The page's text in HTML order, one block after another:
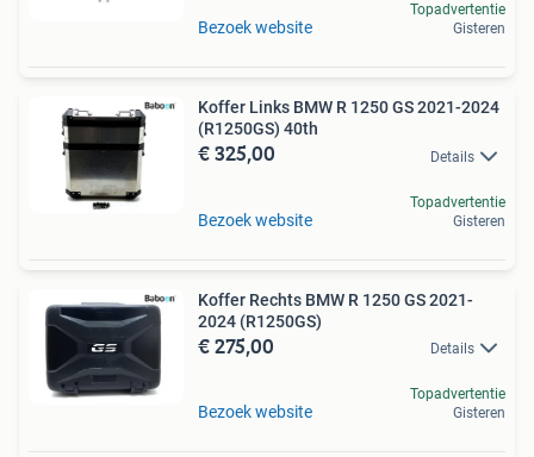
Bezoek website
Topadvertentie
Gisteren
Koffer Links BMW R 1250 GS 2021-2024
(R1250GS) 40th
€ 325,00 Details
Bezoek website
Topadvertentie
Gisteren
Koffer Rechts BMW R 1250 GS 2021-
2024 (R1250GS)
€ 275,00 Details
Bezoek website
Topadvertentie
Gisteren